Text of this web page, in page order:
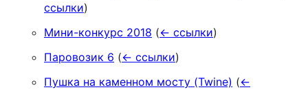
ссылки)
Мини-конкурс 2018 (← ссылки)
Паровозик 6 (← ссылки)
Пушка на каменном мосту (Twine) (←